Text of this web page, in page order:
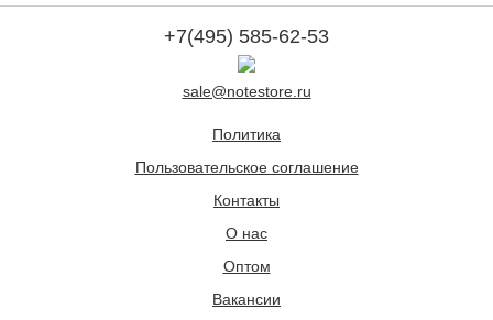
+7(495) 585-62-53
sale@notestore.ru
Политика
Пользовательское соглашение
Контакты
О нас
Оптом
Вакансии